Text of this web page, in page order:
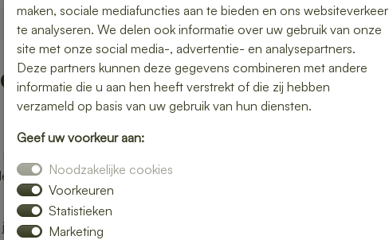
in Hasselt
gemakkelijk
bezorgen in Hasselt en geniet van verse
salades tot knapperige broodjes – wij
verrassen door smaak en kwaliteit.
maken, sociale mediafuncties aan te bieden en ons websiteverkeer
te analyseren. We delen ook informatie over uw gebruik van onze
site met onze social media-, advertentie- en analysepartners.
Deze partners kunnen deze gegevens combineren met andere
informatie die u aan hen heeft verstrekt of die zij hebben
verzameld op basis van uw gebruik van hun diensten.
Geef uw voorkeur aan:
Noodzakelijke cookies
Voorkeuren
Statistieken
Marketing